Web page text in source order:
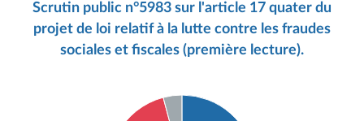
Scrutin public n°5983 sur l'article 17 quater du
projet de loi relatif à la lutte contre les fraudes
sociales et fiscales (première lecture).